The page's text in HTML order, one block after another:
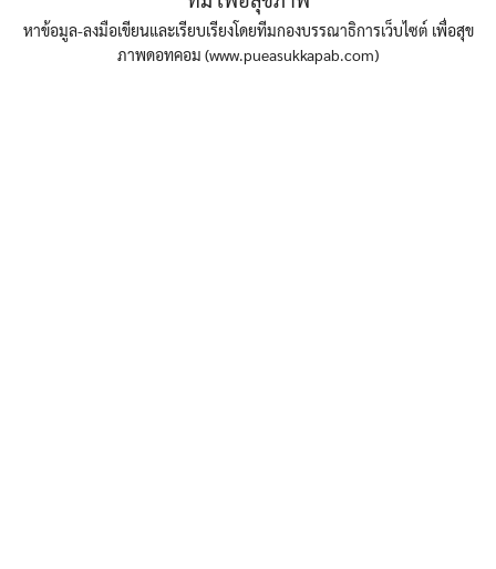
หาข้อมูล-ลงมือเขียนและเรียบเรียงโดยทีมกองบรรณาธิการเว็บไซต์ เพื่อสุข
ภาพดอทคอม (www.pueasukkapab.com)